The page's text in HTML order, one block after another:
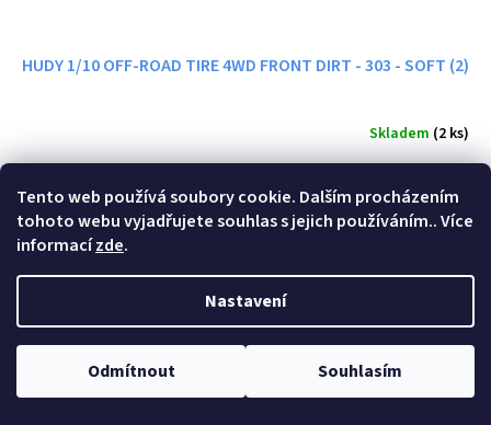
Tento web používá soubory cookie. Dalším procházením
tohoto webu vyjadřujete souhlas s jejich používáním.. Více
informacízde.
Nastavení
Odmítnout Souhlasím
HUDY 1/10 OFF-ROAD TIRE 4WD FRONT DIRT - 303 - SOFT (2)
Skladem (2 ks)
310 Kč Do košíku